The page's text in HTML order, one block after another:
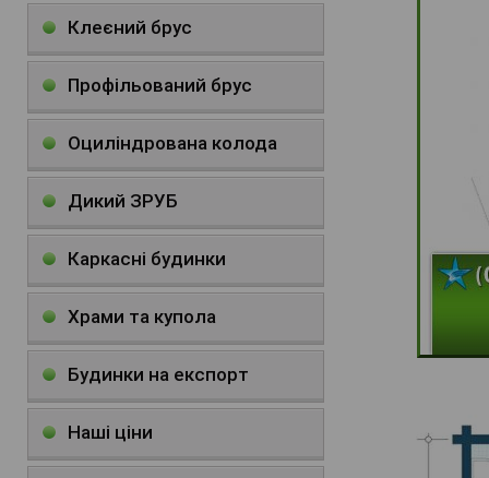
Клеєний брус
Профільований брус
Оциліндрована колода
Дикий ЗРУБ
Каркасні будинки
Храми та купола
Будинки на експорт
Наші ціни